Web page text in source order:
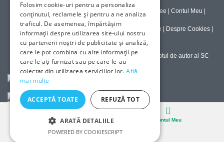
Contact Despre galeriaq Calitatea Tablourilor Giclee | Contul Meu |
Tablouri la Comanda
| Politica de Confidentialitate | Despre Cookies |
Termeni si Conditii de Utilizare
Copyright © 2023-2026 - Textele şi imaginile sub dreptul de autor al SC
ArtInvest SRL
Cosul Contul Meu
Folosim cookie-uri pentru a personaliza
conținutul, reclamele și pentru a ne analiza
traficul. De asemenea, împărtășim
informații despre utilizarea site-ului nostru
cu partenerii noștri de publicitate și analiză,
care le pot combina cu alte informații pe
care le-ați furnizat sau pe care le-au
colectat din utilizarea serviciilor lor.Află
mai multe
ACCEPTĂ TOATE REFUZĂ TOT
ARATĂ DETALIILE
POWERED BY COOKIESCRIPT